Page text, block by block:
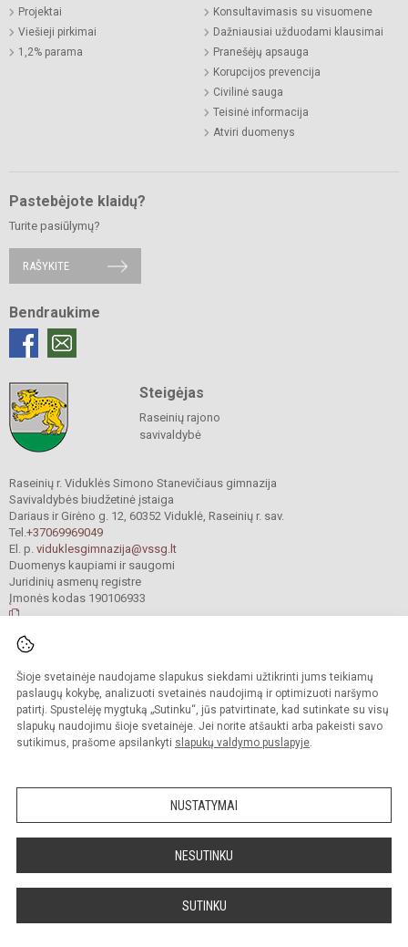
Šioje svetainėje naudojame slapukus siekdami užtikrinti jums teikiamų
paslaugų kokybę, analizuoti svetainės naudojimą ir optimizuoti naršymo
patirtį. Spustelėję mygtuką „Sutinku“, jūs patvirtinate, kad sutinkate su visų
slapukų naudojimu šioje svetainėje. Jei norite atšaukti arba pakeisti savo
sutikimus, prašome apsilankyti slapukų valdymo puslapyje.
NUSTATYMAI
NESUTINKU
SUTINKU
Projektai
Viešieji pirkimai
1,2% parama
Konsultavimasis su visuomene
Dažniausiai užduodami klausimai
Pranešėjų apsauga
Korupcijos prevencija
Civilinė sauga
Teisinė informacija
Atviri duomenys
Pastebėjote klaidų?
Turite pasiūlymų?
RAŠYKITE
Bendraukime
Steigėjas
Raseinių rajono
savivaldybė
Raseinių r. Viduklės Simono Stanevičiaus gimnazija
Savivaldybės biudžetinė įstaiga
Dariaus ir Girėno g. 12, 60352 Viduklė, Raseinių r. sav.
Tel.+37069969049
El. p. viduklesgimnazija@vssg.lt
Duomenys kaupiami ir saugomi
Juridinių asmenų registre
Įmonės kodas 190106933
saugomos.
Kopijuoti turinį be raštiško gimnazijos sutikimo griežtai draudžiama.
Prieinamumo paraiška Slapukų valdymas
Sumanus būdas atnaujinti